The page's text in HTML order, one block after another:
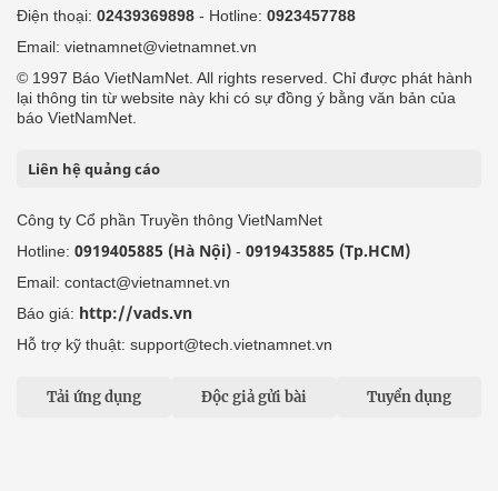
Điện thoại: 02439369898 - Hotline: 0923457788
Email: vietnamnet@vietnamnet.vn
© 1997 Báo VietNamNet. All rights reserved. Chỉ được phát hành
lại thông tin từ website này khi có sự đồng ý bằng văn bản của
báo VietNamNet.
Liên hệ quảng cáo
Công ty Cổ phần Truyền thông VietNamNet
Hotline: 0919405885 (Hà Nội) - 0919435885 (Tp.HCM)
Email: contact@vietnamnet.vn
Báo giá: http://vads.vn
Hỗ trợ kỹ thuật: support@tech.vietnamnet.vn
Tải ứng dụng Độc giả gửi bài Tuyển dụng